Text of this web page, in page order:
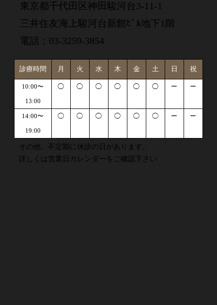
東京都千代田区神田駿河台3-11-1
三井住友海上駿河台新館ﾋﾞﾙ地下1階
電話：03-3259-3854
診療時間 月 火 水 木 金 土 日 祝
10:00〜
13:00
◯ ◯ ◯ ◯ ◯ ◯ ー ー
14:00〜
19:00
◯ ◯ ◯ ◯ ◯ ◯ ー ー
その他、不定期に休診の日があります。
詳しくは営業日カレンダーをご確認下さい